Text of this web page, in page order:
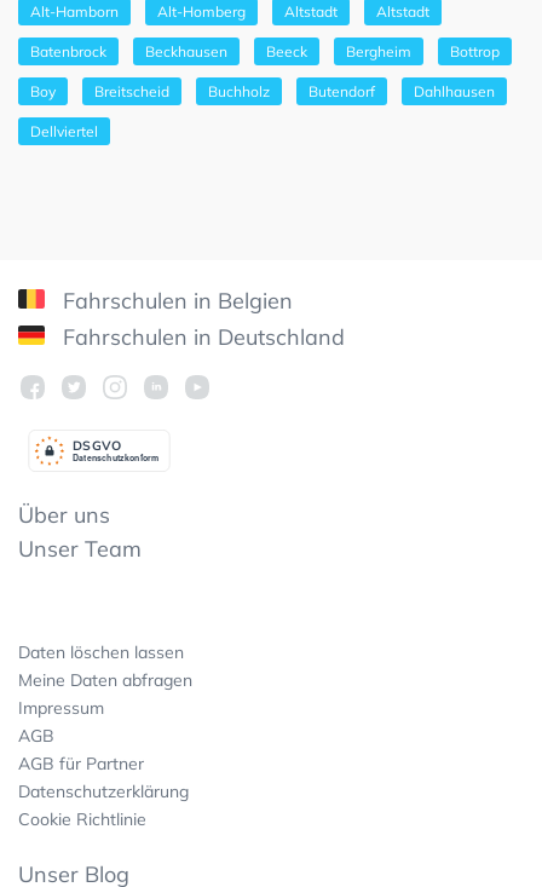
Alt-Hamborn Alt-Homberg Altstadt Altstadt
Batenbrock Beckhausen Beeck Bergheim Bottrop
Boy Breitscheid Buchholz Butendorf Dahlhausen
Dellviertel
Fahrschulen in Belgien
Fahrschulen in Deutschland
Datenschutzkonform
DSGVO
Über uns
Unser Team
Daten löschen lassen
Meine Daten abfragen
Impressum
AGB
AGB für Partner
Datenschutzerklärung
Cookie Richtlinie
Unser Blog